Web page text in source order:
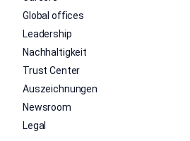
Global offices
Leadership
Nachhaltigkeit
Trust Center
Auszeichnungen
Newsroom
Legal